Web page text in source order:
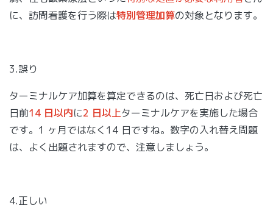
に、訪問看護を行う際は特別管理加算の対象となります。
3.誤り
ターミナルケア加算を算定できるのは、死亡日および死亡
日前14 日以内に2 日以上ターミナルケアを実施した場合
です。1 ヶ月ではなく14 日ですね。数字の入れ替え問題
は、よく出題されますので、注意しましょう。
4.正しい